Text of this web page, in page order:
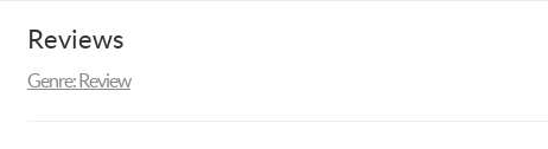
Reviews
Genre: Review